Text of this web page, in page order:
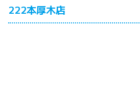
222本厚木店